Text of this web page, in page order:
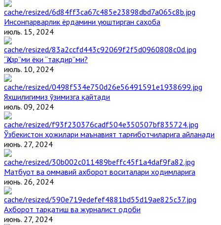
Инсонпарварлик ёрдамини уюштирган саҳоба
июль. 15, 2024
“Ҳизр”ми ёки “тақдир”ми?
июль. 10, 2024
Яхшилигимиз ўзимизга қайтади
июль. 09, 2024
Ўзбекистон ҳожилари маънавият тарғиботчиларига айланади
июнь. 27, 2024
Матбуот ва оммавий ахборот воситалари ходимларига
июнь. 26, 2024
Ахборот тарқатиш ва журналист одоби
июнь. 27, 2024